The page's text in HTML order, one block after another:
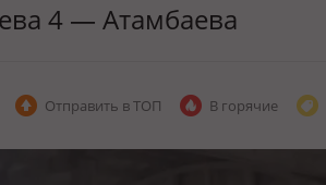
4 — Атамбаева
Отправить в ТОП В горячие